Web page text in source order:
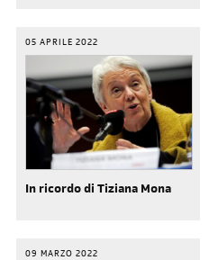
05 APRILE 2022
In ricordo di Tiziana Mona
09 MARZO 2022